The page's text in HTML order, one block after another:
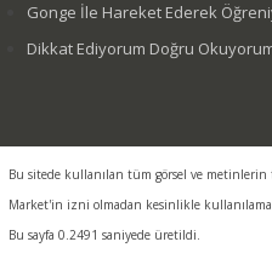
Gonge İle Hareket Ederek
Dikkat Ediyorum Doğru
Bu sitede kullanılan tüm görsel ve
Market'in izni olmadan kesinlikle
Bu sayfa 0.2491 saniyede üretildi.